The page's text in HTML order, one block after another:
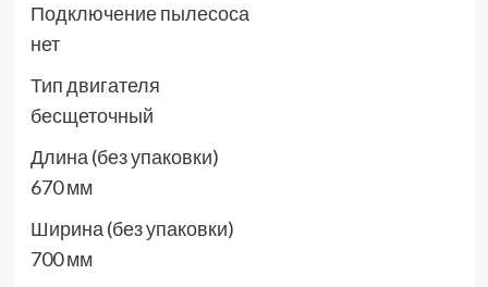
Подключение пылесоса
нет
Тип двигателя
бесщеточный
Длина (без упаковки)
670 мм
Ширина (без упаковки)
700 мм